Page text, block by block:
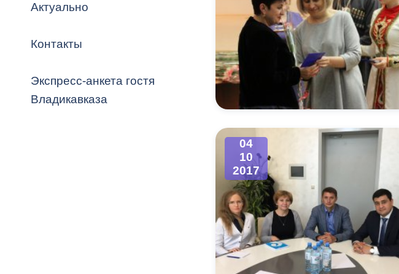
Владикавказ
Распоряжения, постановления
ОРВ и экспертиза НПА
Оценка деятельности органов
местного самоуправления
Открытые данные
Информация о результатах
проверок
Актуально
Контакты
Экспресс-анкета гостя
Владикавказа
04
10
2017